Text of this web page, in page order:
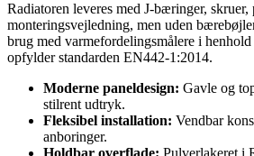
Radiatoren leveres med J-bæringer,
monteringsvejledning, men uden
brug med varmefordelingsmålere i
opfylder standarden EN442-1:2014.
Moderne paneldesign: Gavle og
stilrent udtryk.
Fleksibel installation: Vendbar
anboringer.